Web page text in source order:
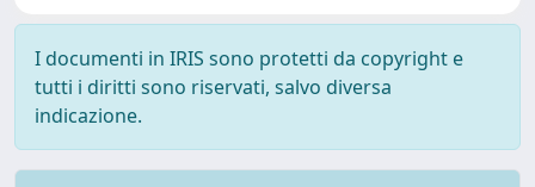
I documenti in IRIS sono protetti da copyright e
tutti i diritti sono riservati, salvo diversa
indicazione.